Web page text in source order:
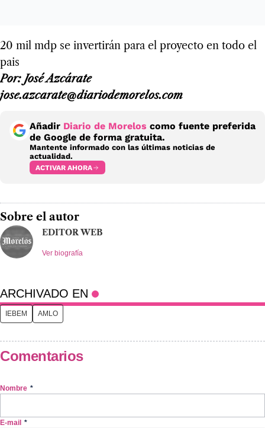
20 mil mdp se invertirán para el proyecto en todo el
pais
Por: José Azcárate
jose.azcarate@diariodemorelos.com
Añadir Diario de Morelos como fuente preferida
de Google de forma gratuita.
Mantente informado con las últimas noticias de
actualidad.
ACTIVAR AHORA
Sobre el autor
EDITOR WEB
Ver biografía
ARCHIVADO EN
IEBEM AMLO
Comentarios
Nombre *
E-mail *